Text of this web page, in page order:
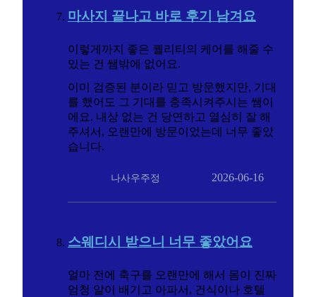
마사지 끝나고 바로 후기 남겨요
이렇게까지 좋은 퀄리티의 케어를 해줄 수
있는 건 쌤밖에 없어요.
이미 검증된 분이라 믿고 방문했지만, 기대
를 했어도 그 기대를 충족시켜주시는 쌤이
에요. 내상 없는 건 당연하고 열심히 잘 해
주셔서, 오랜만에 방문이었는데 너무 좋았
습니다.
나사우주정 2026-06-16
스웨디시 받으니 너무 좋았어요
얼마 전에 축구를 오랜만에 해서 몸이 진짜
엄청 알이 배기고 아파서, 건식이나 호텔